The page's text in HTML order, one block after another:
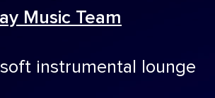
Music Team
instrumental lounge